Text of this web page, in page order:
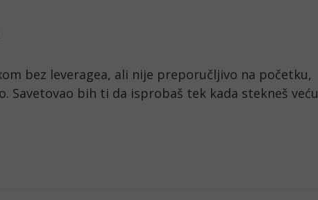
bez leveragea, ali nije preporučljivo na početku,
bih ti da isprobaš tek kada stekneš veću